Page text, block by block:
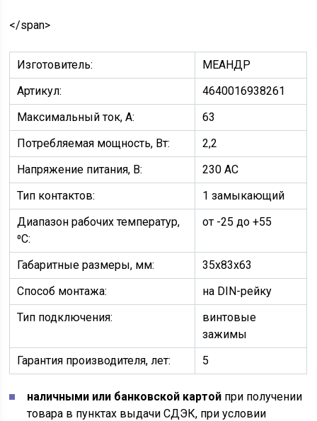
</span>
Изготовитель:
МЕАНДР
Артикул:
4640016938261
Максимальный ток, А:
63
Потребляемая мощность, Вт:
2,2
Напряжение питания, В:
230 АС
Тип контактов:
1 замыкающий
Диапазон рабочих температур,
⁰С:
от -25 до +55
Габаритные размеры, мм:
35х83х63
Способ монтажа:
на DIN-рейку
Тип подключения:
винтовые
зажимы
Гарантия производителя, лет:
5
наличными или банковской картой при получении
товара в пунктах выдачи СДЭК, при условии